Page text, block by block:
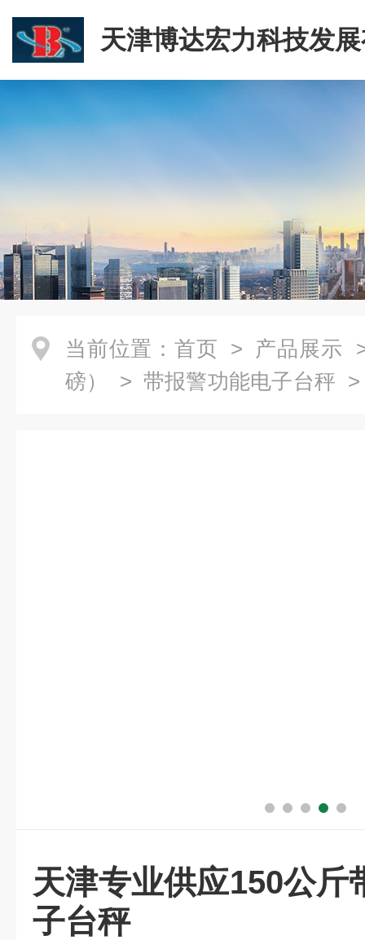
天津博达宏力科技发
司
当前位置： 首页 > 产品展示
磅）
> 带报警功能电子台秤
天津专业供应150公斤
子台秤